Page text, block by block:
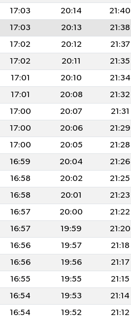
17:03 20:14
21:40
17:03 20:13
21:38
17:02 20:12
21:37
17:02 20:11
21:35
17:01 20:10
21:34
17:01 20:08
21:32
17:00 20:07
21:31
17:00 20:06
21:29
17:00 20:05
21:28
16:59 20:04
21:26
16:58 20:02
21:25
16:58 20:01
21:23
16:57 20:00
21:22
16:57 19:59
21:20
16:56 19:57
21:18
16:56 19:56
21:17
16:55 19:55
21:15
16:54 19:53
21:14
16:54 19:52 21:12